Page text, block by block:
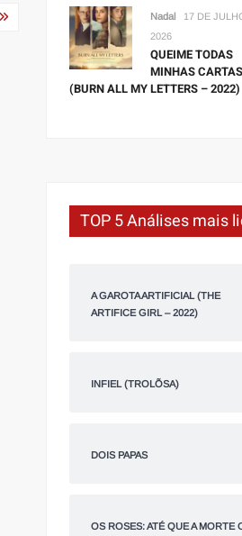
Nadal
17 DE
2026
QUEIME TODAS
MINHAS CARTAS
(BURN ALL MY LETTERS – 2022)
TOP 5 Análises mais
A GAROTA ARTIFICIAL (THE
ARTIFICE GIRL – 2022)
INFIEL (TROLÕSA)
DOIS PAPAS
OS ROSES: ATÉ QUE A MORTE